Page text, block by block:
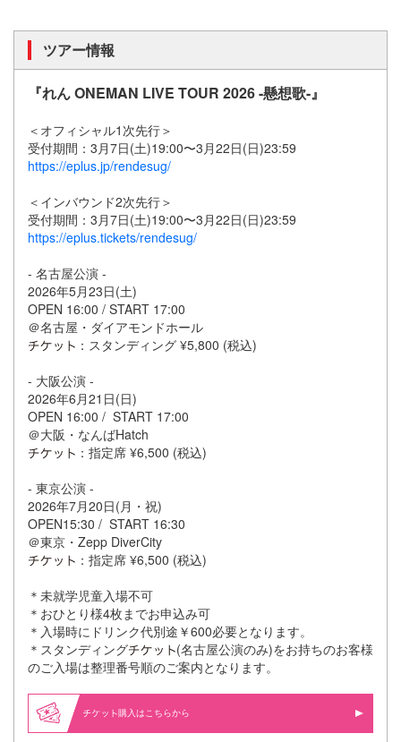
ツアー情報
『れん ONEMAN LIVE TOUR 2026 -懸想歌-』
＜オフィシャル1次先行＞
受付期間：3月7日(土)19:00〜3月22日(日)23:59
https://eplus.jp/rendesug/
＜インバウンド2次先行＞
受付期間：3月7日(土)19:00〜3月22日(日)23:59
https://eplus.tickets/rendesug/
- 名古屋公演 -
2026年5月23日(土)
OPEN 16:00 / START 17:00
＠名古屋・ダイアモンドホール
：スタンディング ¥5,800 (税込)
- 大阪公演 -
2026年6月21日(日)
OPEN 16:00 / START 17:00
＠大阪・なんばHatch
：指定席 ¥6,500 (税込)
- 東京公演 -
2026年7月20日(月・祝)
OPEN15:30 / START 16:30
＠東京・Zepp DiverCity
：指定席 ¥6,500 (税込)
＊未就学児童入場不可
＊おひとり様4枚までお申込み可
＊入場時にドリンク代別途￥600必要となります。
＊スタンディング
(名古屋公演のみ)をお持ちのお客様
のご入場は整理番号順のご案内となります。
購入はこちらから